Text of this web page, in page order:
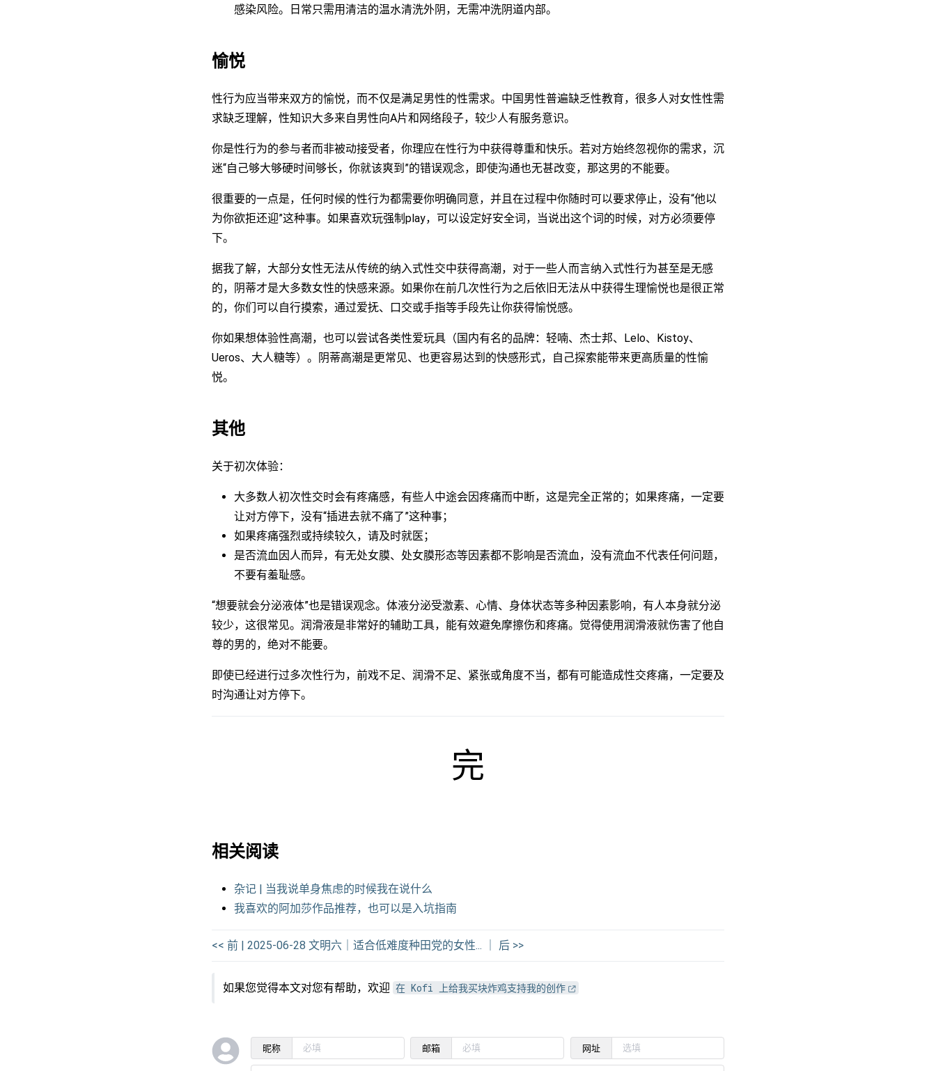
感染风险。日常只需用清洁的温水清洗外阴，无需冲洗阴道内部。
愉悦
性行为应当带来双方的愉悦，而不仅是满足男性的性需求。中国男性普遍缺乏性教育，很多人对女性性需
求缺乏理解，性知识大多来自男性向A片和网络段子，较少人有服务意识。
你是性行为的参与者而非被动接受者，你理应在性行为中获得尊重和快乐。若对方始终忽视你的需求，沉
迷“自己够大够硬时间够长，你就该爽到”的错误观念，即使沟通也无甚改变，那这男的不能要。
很重要的一点是，任何时候的性行为都需要你明确同意，并且在过程中你随时可以要求停止，没有“他以
为你欲拒还迎”这种事。如果喜欢玩强制play，可以设定好安全词，当说出这个词的时候，对方必须要停
下。
据我了解，大部分女性无法从传统的纳入式性交中获得高潮，对于一些人而言纳入式性行为甚至是无感
的，阴蒂才是大多数女性的快感来源。如果你在前几次性行为之后依旧无法从中获得生理愉悦也是很正常
的，你们可以自行摸索，通过爱抚、口交或手指等手段先让你获得愉悦感。
你如果想体验性高潮，也可以尝试各类性爱玩具（国内有名的品牌：轻喃、杰士邦、Lelo、Kistoy、
Ueros、大人糖等）。阴蒂高潮是更常见、也更容易达到的快感形式，自己探索能带来更高质量的性愉
悦。
其他
关于初次体验：
大多数人初次性交时会有疼痛感，有些人中途会因疼痛而中断，这是完全正常的；如果疼痛，一定要
让对方停下，没有“插进去就不痛了”这种事；
如果疼痛强烈或持续较久，请及时就医；
是否流血因人而异，有无处女膜、处女膜形态等因素都不影响是否流血，没有流血不代表任何问题，
不要有羞耻感。
“想要就会分泌液体”也是错误观念。体液分泌受激素、心情、身体状态等多种因素影响，有人本身就分泌
较少，这很常见。润滑液是非常好的辅助工具，能有效避免摩擦伤和疼痛。觉得使用润滑液就伤害了他自
尊的男的，绝对不能要。
即使已经进行过多次性行为，前戏不足、润滑不足、紧张或角度不当，都有可能造成性交疼痛，一定要及
时沟通让对方停下。
完
相关阅读
杂记 | 当我说单身焦虑的时候我在说什么
我喜欢的阿加莎作品推荐，也可以是入坑指南
<< 前 | 2025-06-28 文明六｜适合低难度种田党的女性... ｜ 后 >>
如果您觉得本文对您有帮助，欢迎 在 Kofi 上给我买块炸鸡支持我的创作
昵称 邮箱 网址